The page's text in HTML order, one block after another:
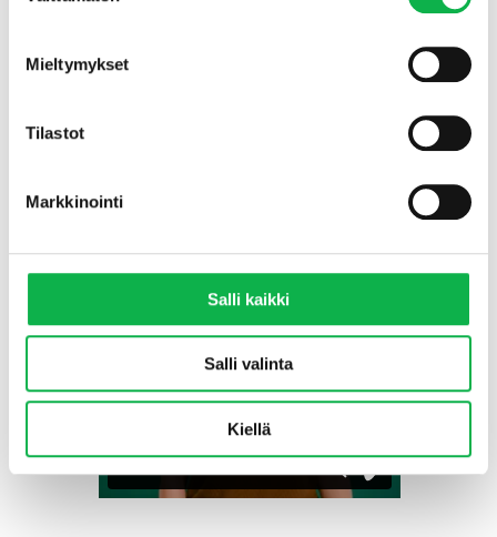
Mieltymykset
Tilastot
Markkinointi
Salli kaikki
Salli valinta
Kiellä
Sijainti kartalla
Tutustu kohteen materiaalipankkiin
Kuinka Sijoitusasunnot.comilta ostetaan